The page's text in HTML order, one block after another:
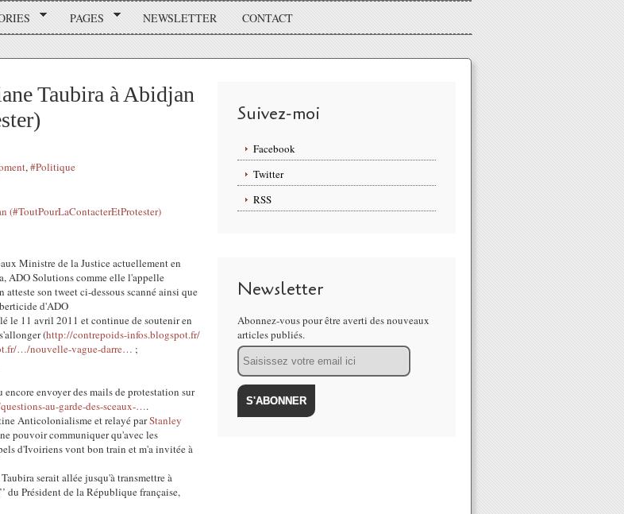
PAGES NEWSLETTER CONTACT
Taubira à Abidjan
,#Politique
Ministre de la Justice actuellement en
ADO Solutions comme elle l'appelle
son tweet ci-dessous scanné ainsi que
d'ADO
le 11 avril 2011 et continue de soutenir en
(http://contrepoids-infos.blogspot.fr/
…/nouvelle-vague-darre… ;
encore envoyer des mails de protestation sur
au-garde-des-sceaux-….
Anticolonialisme et relayé parStanley
pouvoir communiquer qu'avec les
d'Ivoiriens vont bon train et m'a invitée à
serait allée jusqu'à transmettre à
du Président de la République française,
Suivez-moi
Facebook
Twitter
RSS
Newsletter
Abonnez-vous pour être averti des nouveaux
articles publiés.
Email